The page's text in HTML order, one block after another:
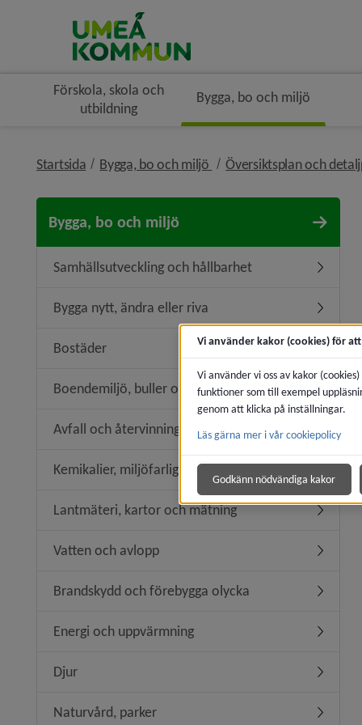
Förskola, skola och
utbildning
Bygga, bo och miljö
Startsida Bygga, bo och miljö nivå i
Översiktsplan och
Bygga, bo och miljö
Samhällsutveckling och hållbarhet
Bygga nytt, ändra eller riva
Bostäder
Boendemiljö, buller och luftkvalitet
Avfall och återvinning
Kemikalier, miljöfarlig verksamhet
Lantmäteri, kartor och mätning
Vatten och avlopp
Brandskydd och förebygga olycka
Energi och uppvärmning
Djur
Naturvård, parker
Vi använder kakor (cookies) för
Vi använder vi oss av kakor
funktioner som till exempel
genom att klicka på inställningar.
Läs gärna mer i vår cookiepolicy
Godkänn nödvändiga kakor